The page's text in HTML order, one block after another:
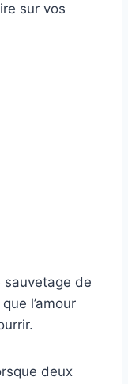
sur vos
sauvetage de
l’amour
deux